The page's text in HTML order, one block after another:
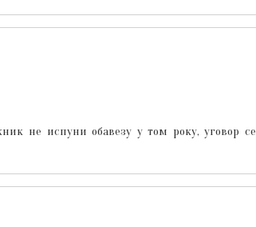
не испуни обавезу у том року, уговор се